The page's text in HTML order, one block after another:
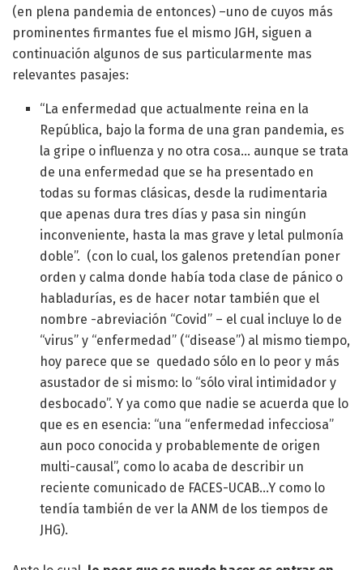
(en plena pandemia de entonces) –uno de cuyos más
prominentes firmantes fue el mismo JGH, siguen a
continuación algunos de sus particularmente mas
relevantes pasajes:
“La enfermedad que actualmente reina en la
República, bajo la forma de una gran pandemia, es
la gripe o influenza y no otra cosa… aunque se trata
de una enfermedad que se ha presentado en
todas su formas clásicas, desde la rudimentaria
que apenas dura tres días y pasa sin ningún
inconveniente, hasta la mas grave y letal pulmonía
doble”. (con lo cual, los galenos pretendían poner
orden y calma donde había toda clase de pánico o
habladurías, es de hacer notar también que el
nombre -abreviación “Covid” – el cual incluye lo de
“virus” y “enfermedad” (“disease”) al mismo tiempo,
hoy parece que se quedado sólo en lo peor y más
asustador de si mismo: lo “sólo viral intimidador y
desbocado”. Y ya como que nadie se acuerda que lo
que es en esencia: “una “enfermedad infecciosa”
aun poco conocida y probablemente de origen
multi-causal”, como lo acaba de describir un
reciente comunicado de FACES-UCAB…Y como lo
tendía también de ver la ANM de los tiempos de
JHG).